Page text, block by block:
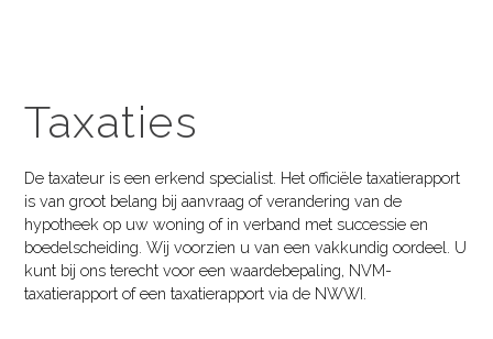
Taxaties
De taxateur is een erkend specialist. Het officiële taxatierapport
is van groot belang bij aanvraag of verandering van de
hypotheek op uw woning of in verband met successie en
boedelscheiding. Wij voorzien u van een vakkundig oordeel. U
kunt bij ons terecht voor een waardebepaling, NVM-
taxatierapport of een taxatierapport via de NWWI.